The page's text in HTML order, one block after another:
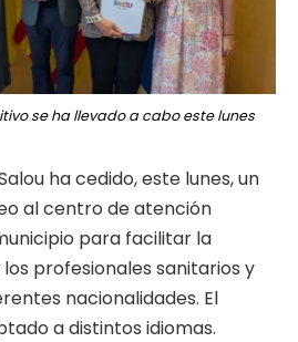
se ha llevado a cabo este lunes
ha cedido, este lunes, un
al centro de atención
para facilitar la
profesionales sanitarios y
nacionalidades. El
a distintos idiomas.